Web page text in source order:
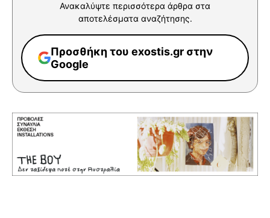
Ανακαλύψτε περισσότερα άρθρα στα
αποτελέσματα αναζήτησης.
Προσθήκη του exostis.gr στην
Google